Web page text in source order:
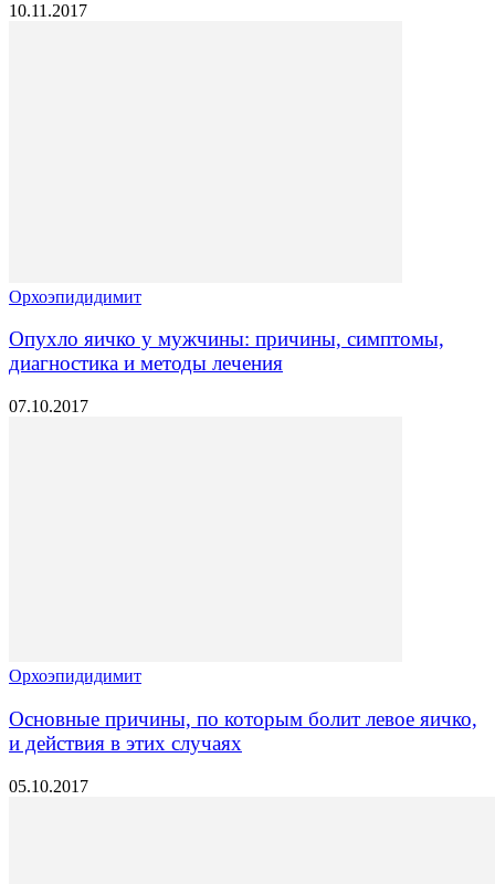
10.11.2017
Орхоэпидидимит
Опухло яичко у мужчины: причины, симптомы,
диагностика и методы лечения
07.10.2017
Орхоэпидидимит
Основные причины, по которым болит левое яичко,
и действия в этих случаях
05.10.2017